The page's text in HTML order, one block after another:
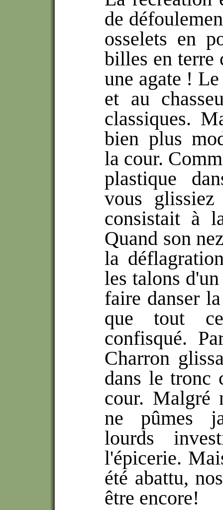
de
osselets en
billes en terre
une agate !
et au
classiques.
bien plus
la cour.
plastique
vous
consistait à
Quand son
la
les talons
faire danser
que tout
confisqué.
Charron
dans le tronc
cour. Malgré
ne pûmes
lourds
l'épicerie.
été abattu,
être encore!